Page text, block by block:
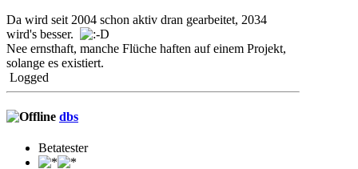
Da wird seit 2004 schon aktiv dran gearbeitet, 2034
wird's besser.
Nee ernsthaft, manche Flüche haften auf einem Projekt,
solange es existiert.
Logged
dbs
Betatester